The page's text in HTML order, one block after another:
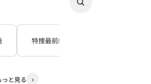
特捜最前線
っと見る